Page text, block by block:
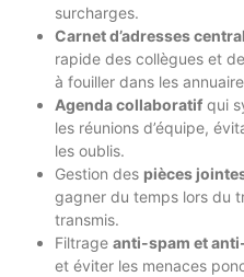
surcharges.
Carnet d’adresses
rapide des collègues et
à fouiller dans les
Agenda collaboratif qui
les réunions d’équipe,
les oublis.
Gestion des pièces
gagner du temps lors du
transmis.
Filtrage anti-spam et
et éviter les menaces